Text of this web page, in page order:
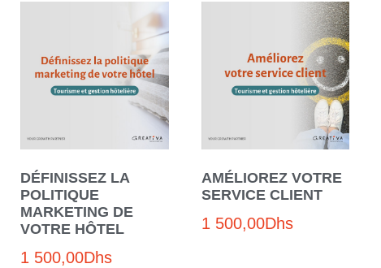
DÉFINISSEZ LA
POLITIQUE
MARKETING DE
VOTRE HÔTEL
1 500,00Dhs
AMÉLIOREZ VOTRE
SERVICE CLIENT
1 500,00Dhs